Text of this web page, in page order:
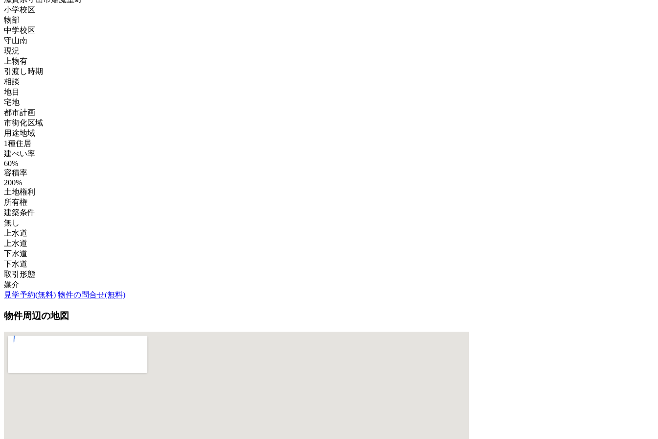
小学校区
物部
中学校区
守山南
現況
上物有
引渡し時期
相談
地目
宅地
都市計画
市街化区域
用途地域
1種住居
建ぺい率
60%
容積率
200%
土地権利
所有権
建築条件
無し
上水道
上水道
下水道
下水道
取引形態
媒介
見学予約(無料) 物件の問合せ(無料)
物件周辺の地図